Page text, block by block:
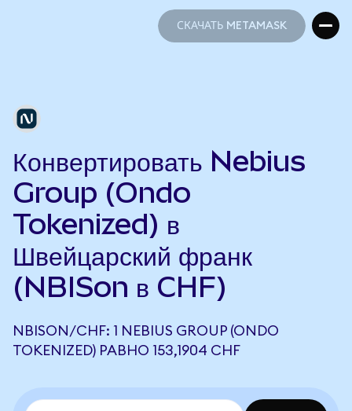
СКАЧАТЬ METAMASK
Конвертировать Nebius
Group (Ondo
Tokenized) в
Швейцарский франк
(NBISon в CHF)
NBISON/CHF: 1 NEBIUS GROUP (ONDO
TOKENIZED) РАВНО 153,1904 CHF